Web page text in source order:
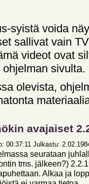
syistä voida
sallivat vain
videot ovat
sivulta.
olevista,
avajaiset
00:37:11 Julkastu:
seurataan
tms. jälkeen?)
Alkaa ja